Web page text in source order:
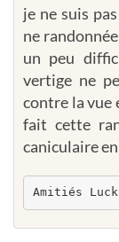
je ne suis
ne
un peu
vertige ne
contre la vue
fait cette
caniculaire
Amitiés